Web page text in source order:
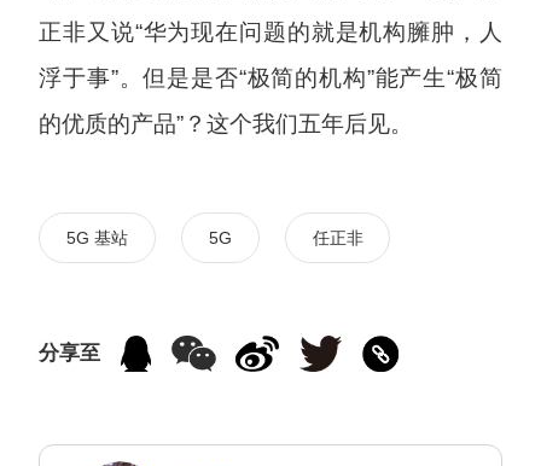
正非又说“华为现在问题的就是机构臃肿，人
浮于事”。但是是否“极简的机构”能产生“极简
的优质的产品”？这个我们五年后见。
5G 基站 5G 任正非
分享至